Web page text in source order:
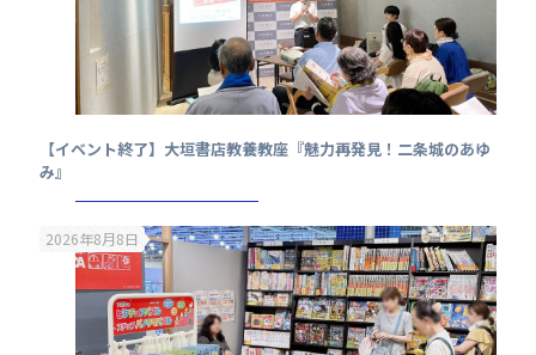
【イベント終了】大垣書店教養教座『魅力再発見！二条城のあゆ
み』
2026年8月8日